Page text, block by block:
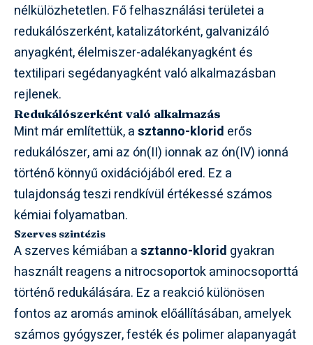
nélkülözhetetlen. Fő felhasználási területei a
redukálószerként, katalizátorként, galvanizáló
anyagként, élelmiszer-adalékanyagként és
textilipari segédanyagként való alkalmazásban
rejlenek.
Redukálószerként való alkalmazás
Mint már említettük, asztanno-klorid erős
redukálószer, ami az ón(II) ionnak az ón(IV) ionná
történő könnyű oxidációjából ered. Ez a
tulajdonság teszi rendkívül értékessé számos
kémiai folyamatban.
Szerves szintézis
A szerves kémiában asztanno-klorid gyakran
használt reagens a nitrocsoportok aminocsoporttá
történő redukálására. Ez a reakció különösen
fontos az aromás aminok előállításában, amelyek
számos gyógyszer, festék és polimer alapanyagát